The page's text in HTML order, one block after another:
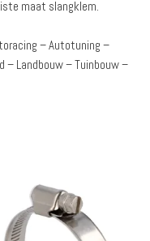
maat slangklem.
– Autotuning –
– Landbouw – Tuinbouw –